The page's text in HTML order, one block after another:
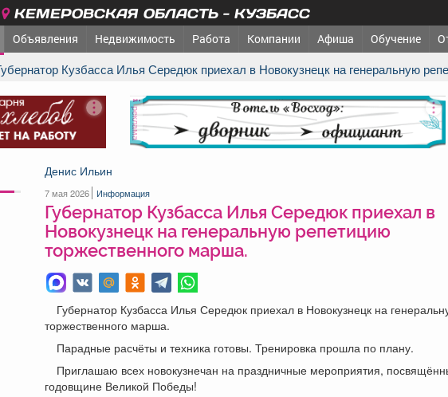
КЕМЕРОВСКАЯ ОБЛАСТЬ - КУЗБАСС
Объявления Недвижимость Работа Компании Афиша Обучение
Губернатор Кузбасса Илья Середюк приехал в Новокузнецк на генеральную
реклама
Денис Ильин
7 мая 2026 Информация
Губернатор Кузбасса Илья Середюк приехал в
Новокузнецк на генеральную репетицию
торжественного марша.
Губернатор Кузбасса Илья Середюк приехал в Новокузнецк на
торжественного марша.
Парадные расчёты и техника готовы. Тренировка прошла по плану.
Приглашаю всех новокузнечан на праздничные мероприятия,
годовщине Великой Победы!